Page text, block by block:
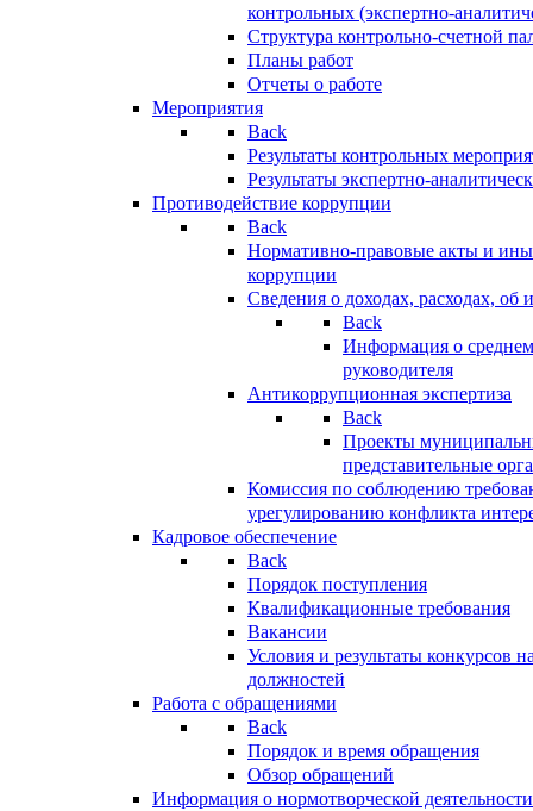
контрольных (экспертно-
Структура контрольно-счетной
Планы работ
Отчеты о работе
Мероприятия
Back
Результаты контрольных
Результаты экспертно-
Противодействие коррупции
Back
Нормативно-правовые акты и
коррупции
Сведения о доходах, расходах, об
Back
Информация о
руководителя
Антикоррупционная экспертиза
Back
Проекты
представительные
Комиссия по соблюдению
урегулированию конфликта
Кадровое обеспечение
Back
Порядок поступления
Квалификационные требования
Вакансии
Условия и результаты конкурсов
должностей
Работа с обращениями
Back
Порядок и время обращения
Обзор обращений
Информация о нормотворческой деятельности